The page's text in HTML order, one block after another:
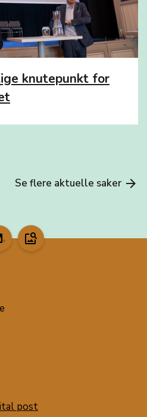
knutepunkt for
Se flere aktuelle saker arrow_forward
image_search
post